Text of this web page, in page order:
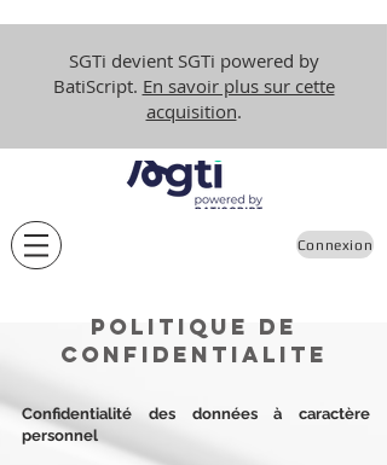
SGTi devient SGTi powered by
BatiScript. En savoir plus sur cette
acquisition.
Connexion
POLITIQUE DE
CONFIDENTIALITE
Confidentialité des données à caractère
personnel